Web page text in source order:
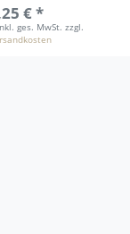
€ *
ges. MwSt. zzgl.